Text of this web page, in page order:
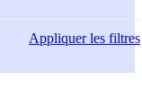
Appliquerles filtres